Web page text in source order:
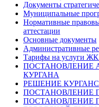
Документы
Муниципальные
Нормативные
аттестации
Основные документы
Административные
Тарифы на услуги
ПОСТАНОВЛЕНИЕ
КУРГАНА
РЕШЕНИЕ
ПОСТАНОВЛЕНИЕ
ПОСТАНОВЛЕНИЕ